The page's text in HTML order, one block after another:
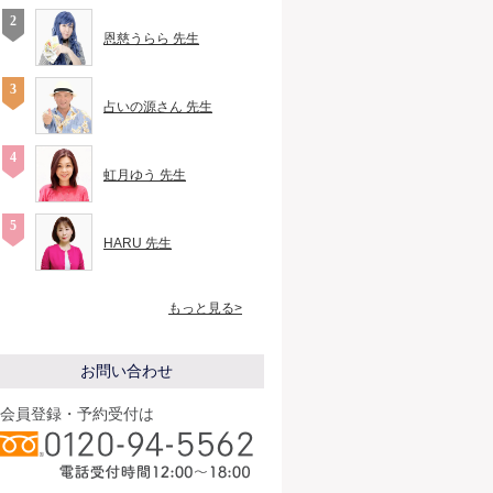
恩慈うらら 先生
占いの源さん 先生
虹月ゆう 先生
HARU 先生
もっと見る>
お問い合わせ
会員登録・予約受付は